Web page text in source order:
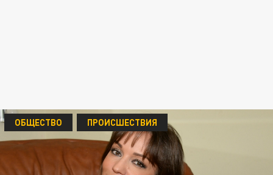
ОБЩЕСТВО ПРОИСШЕСТВИЯ